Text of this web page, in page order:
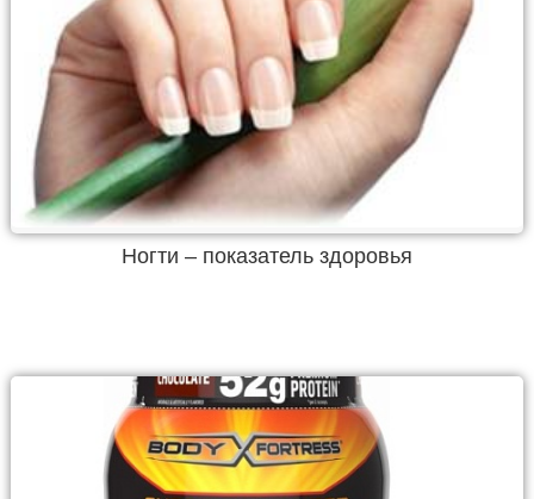
Ногти – показатель здоровья